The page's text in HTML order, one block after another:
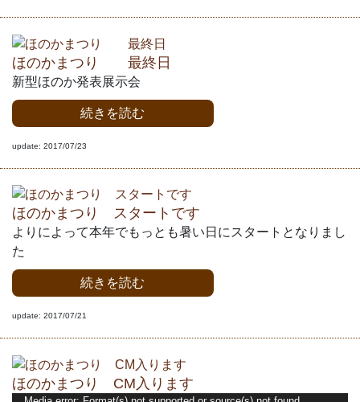
ほのかまつり 最終日
新型ほのか発表展示会
続きを読む
update: 2017/07/23
ほのかまつり スタートです
よりによって本年でもっとも暑い日にスタートとなりまし
た
続きを読む
update: 2017/07/21
ほのかまつり CM入ります